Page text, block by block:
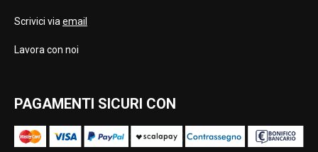
Scrivici via email
Lavora con noi
PAGAMENTI SICURI CON